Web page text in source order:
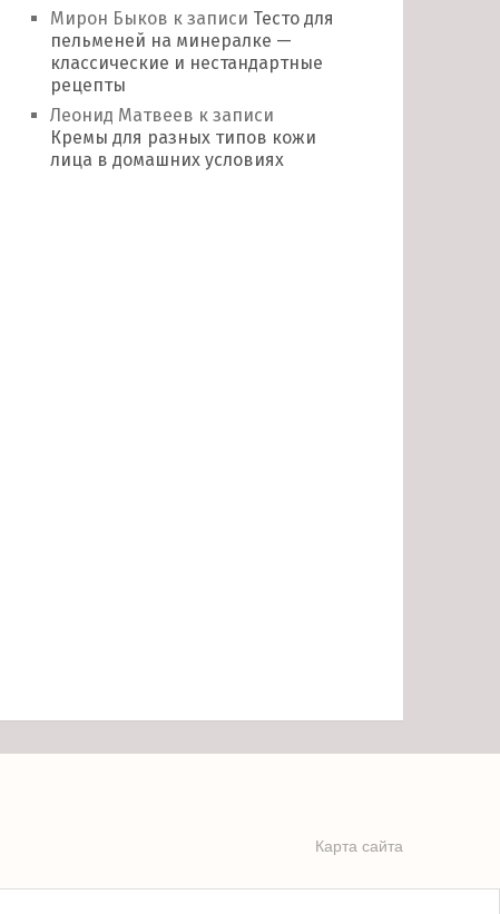
Мирон Быков к записи Тесто для
пельменей на минералке —
классические и нестандартные
рецепты
Леонид Матвеев к записи
Кремы для разных типов кожи
лица в домашних условиях
Карта сайта